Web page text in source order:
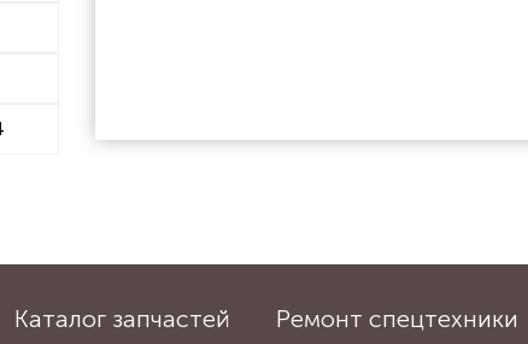
Каталог запчастей Ремонт спецтехники